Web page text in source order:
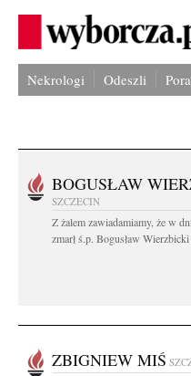
Nekrologi Odeszli
BOGUSŁAW
SZCZECIN
Z żalem zawiadamiamy, że w
zmarł ś.p. Bogusław
ZBIGNIEW MIŚ